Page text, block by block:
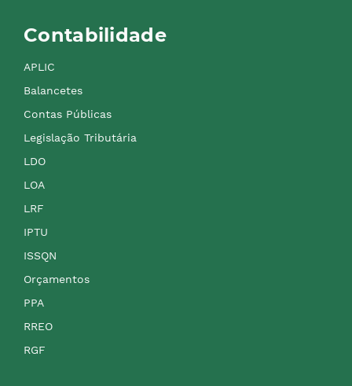
Contabilidade
APLIC
Balancetes
Contas Públicas
Legislação Tributária
LDO
LOA
LRF
IPTU
ISSQN
Orçamentos
PPA
RREO
RGF